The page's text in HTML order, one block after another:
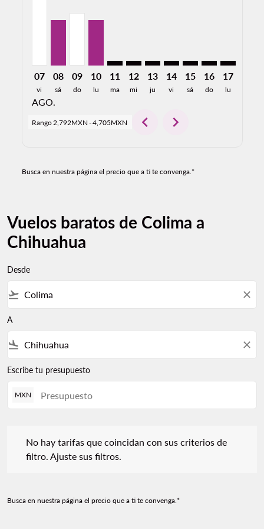
07
vi
AGO.
08
sá
09
do
10
lu
11
ma
12
mi
13
ju
14
vi
15
sá
16
do
17
lu
Rango2,792MXN -4,705MXN chevron_left chevron_right
Busca en nuestra página el precio que a ti te convenga.*
Vuelos baratos de Colima a
Chihuahua
Desde
flight_takeoff close
A
flight_land close
Escribe tu presupuesto
MXN
No hay tarifas que coincidan con sus criterios de
filtro. Ajuste sus filtros.
Busca en nuestra página el precio que a ti te convenga.*